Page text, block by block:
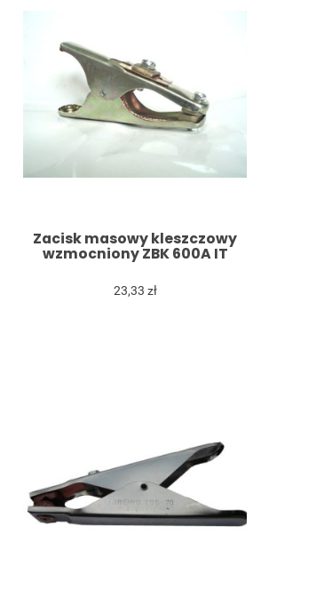
Zacisk masowy kleszczowy
wzmocniony ZBK 600A IT
23,33 zł